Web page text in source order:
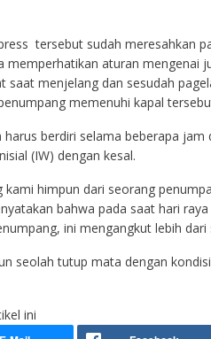
tersebut sudah meresahkan
aturan mengenai
saat menjelang dan sesudah
memenuhi kapal
harus berdiri selama beberapa
(IW) dengan kesal.
himpun dari seorang
bahwa pada saat hari
ini mengangkut lebih dari
seolah tutup mata dengan
ini